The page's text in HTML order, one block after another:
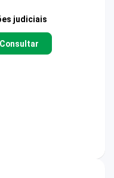
judiciais
Consultar